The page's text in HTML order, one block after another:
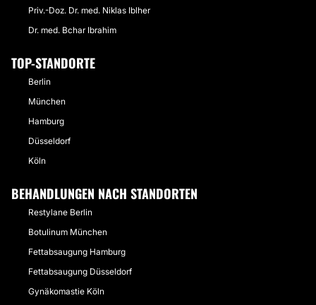
Priv.-Doz. Dr. med. Niklas Iblher
Dr. med. Bchar Ibrahim
TOP-STANDORTE
Berlin
München
Hamburg
Düsseldorf
Köln
BEHANDLUNGEN NACH STANDORTEN
Restylane Berlin
Botulinum München
Fettabsaugung Hamburg
Fettabsaugung Düsseldorf
Gynäkomastie Köln